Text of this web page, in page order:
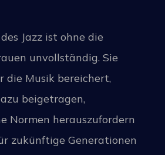
Jazz ist ohne die
unvollständig. Sie
die Musik bereichert,
beigetragen,
Normen herauszufordern
zukünftige Generationen